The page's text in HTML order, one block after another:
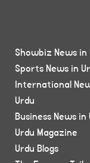
Showbiz News in
Sports News in
International
Urdu
Business News in
Urdu Magazine
Urdu Blogs